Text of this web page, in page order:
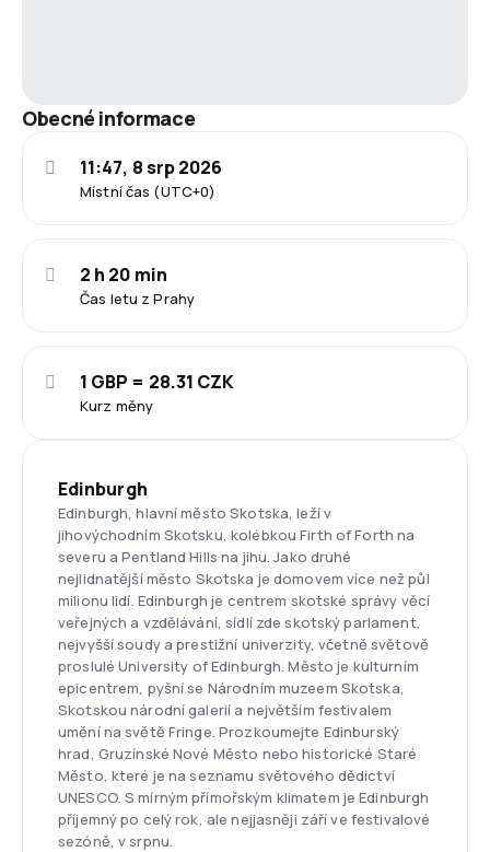
Obecné informace
Místní čas (UTC+0)
11:47, 8 srp 2026
Čas letu z Prahy
2 h 20 min
Kurz měny
1 GBP = 28.31 CZK
Edinburgh
Edinburgh, hlavní město Skotska, leží v
jihovýchodním Skotsku, kolébkou Firth of Forth na
severu a Pentland Hills na jihu. Jako druhé
nejlidnatější město Skotska je domovem více než půl
milionu lidí. Edinburgh je centrem skotské správy věcí
veřejných a vzdělávání, sídlí zde skotský parlament,
nejvyšší soudy a prestižní univerzity, včetně světově
proslulé University of Edinburgh. Město je kulturním
epicentrem, pyšní se Národním muzeem Skotska,
Skotskou národní galerií a největším festivalem
umění na světě Fringe. Prozkoumejte Edinburský
hrad, Gruzínské Nové Město nebo historické Staré
Město, které je na seznamu světového dědictví
UNESCO. S mírným přímořským klimatem je Edinburgh
příjemný po celý rok, ale nejjasněji září ve festivalové
sezóně, v srpnu.